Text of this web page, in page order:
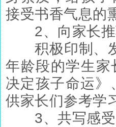
接受书香气息的
2、向家长推
积极印制、发
年龄段的学生
决定孩子命运
供家长们参考学
3、共写感受